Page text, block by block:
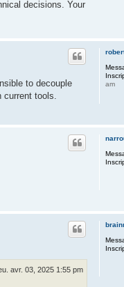
decisions. Your
am
to decouple
current tools.
avr. 03, 2025 1:55 pm